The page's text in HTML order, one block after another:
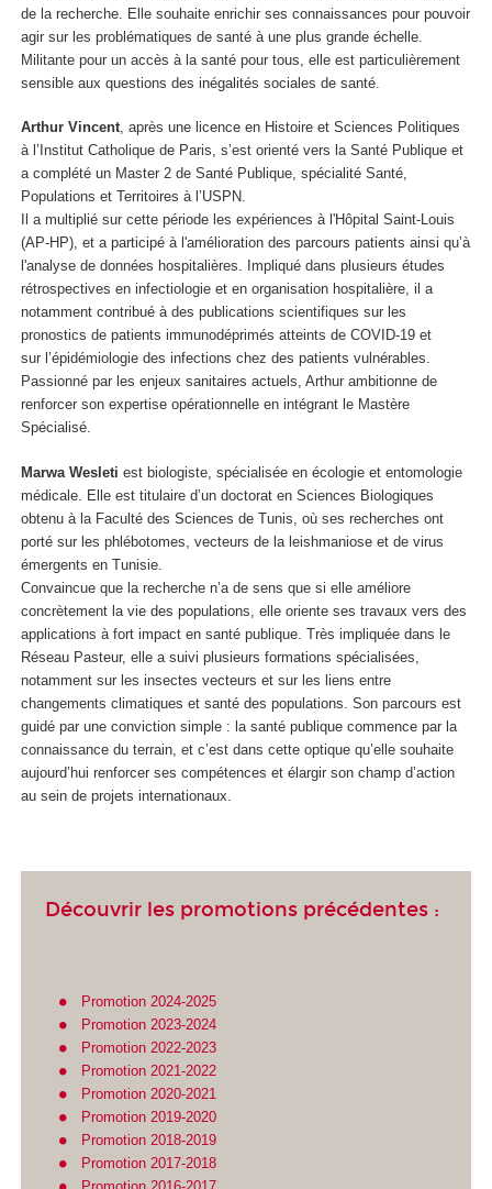
de la recherche. Elle souhaite enrichir ses connaissances pour pouvoir
agir sur les problématiques de santé à une plus grande échelle.
Militante pour un accès à la santé pour tous, elle est particulièrement
sensible aux questions des inégalités sociales de santé.
Arthur Vincent, après une licence en Histoire et Sciences Politiques
à l’Institut Catholique de Paris, s’est orienté vers la Santé Publique et
a complété un Master 2 de Santé Publique, spécialité Santé,
Populations et Territoires à l’USPN.
Il a multiplié sur cette période les expériences à l'Hôpital Saint-Louis
(AP-HP), et a participé à l'amélioration des parcours patients ainsi qu’à
l'analyse de données hospitalières. Impliqué dans plusieurs études
rétrospectives en infectiologie et en organisation hospitalière, il a
notamment contribué à des publications scientifiques sur les
pronostics de patients immunodéprimés atteints de COVID-19 et
sur l’épidémiologie des infections chez des patients vulnérables.
Passionné par les enjeux sanitaires actuels, Arthur ambitionne de
renforcer son expertise opérationnelle en intégrant le Mastère
Spécialisé.
Marwa Wesleti est biologiste, spécialisée en écologie et entomologie
médicale. Elle est titulaire d’un doctorat en Sciences Biologiques
obtenu à la Faculté des Sciences de Tunis, où ses recherches ont
porté sur les phlébotomes, vecteurs de la leishmaniose et de virus
émergents en Tunisie.
Convaincue que la recherche n’a de sens que si elle améliore
concrètement la vie des populations, elle oriente ses travaux vers des
applications à fort impact en santé publique. Très impliquée dans le
Réseau Pasteur, elle a suivi plusieurs formations spécialisées,
notamment sur les insectes vecteurs et sur les liens entre
changements climatiques et santé des populations. Son parcours est
guidé par une conviction simple : la santé publique commence par la
connaissance du terrain, et c’est dans cette optique qu’elle souhaite
aujourd’hui renforcer ses compétences et élargir son champ d’action
au sein de projets internationaux.
Découvrir les promotions précédentes :
Promotion 2024-2025
Promotion 2023-2024
Promotion 2022-2023
Promotion 2021-2022
Promotion 2020-2021
Promotion 2019-2020
Promotion 2018-2019
Promotion 2017-2018